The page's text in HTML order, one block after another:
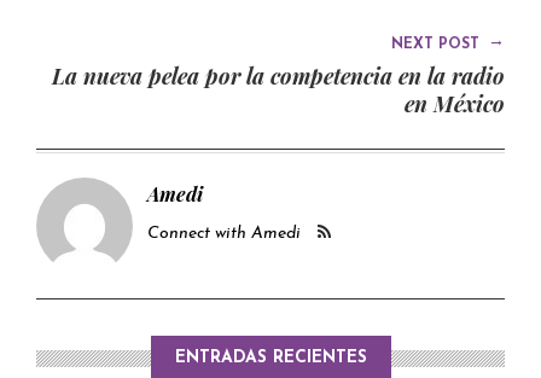
NEXT POST →
La nueva pelea por la competencia en la radio
en México
Amedi
Connect with Amedi
ENTRADAS RECIENTES